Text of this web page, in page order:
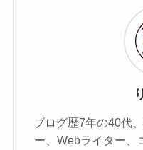
ブログ歴7年の40代
ー、Webライター、